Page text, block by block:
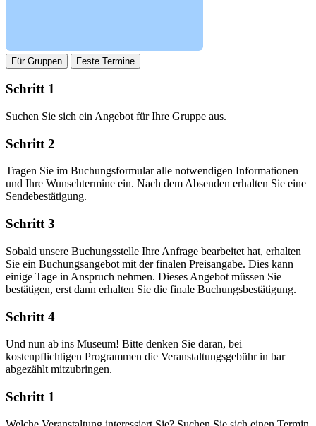
Für Gruppen Feste Termine
Schritt 1
Suchen Sie sich ein Angebot für Ihre Gruppe aus.
Schritt 2
Tragen Sie im Buchungsformular alle notwendigen Informationen
und Ihre Wunschtermine ein. Nach dem Absenden erhalten Sie eine
Sendebestätigung.
Schritt 3
Sobald unsere Buchungsstelle Ihre Anfrage bearbeitet hat, erhalten
Sie ein Buchungsangebot mit der finalen Preisangabe. Dies kann
einige Tage in Anspruch nehmen. Dieses Angebot müssen Sie
bestätigen, erst dann erhalten Sie die finale Buchungsbestätigung.
Schritt 4
Und nun ab ins Museum! Bitte denken Sie daran, bei
kostenpflichtigen Programmen die Veranstaltungsgebühr in bar
abgezählt mitzubringen.
Schritt 1